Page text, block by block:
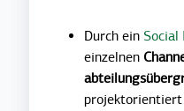
Durch ein
einzelnen
projektorientiert